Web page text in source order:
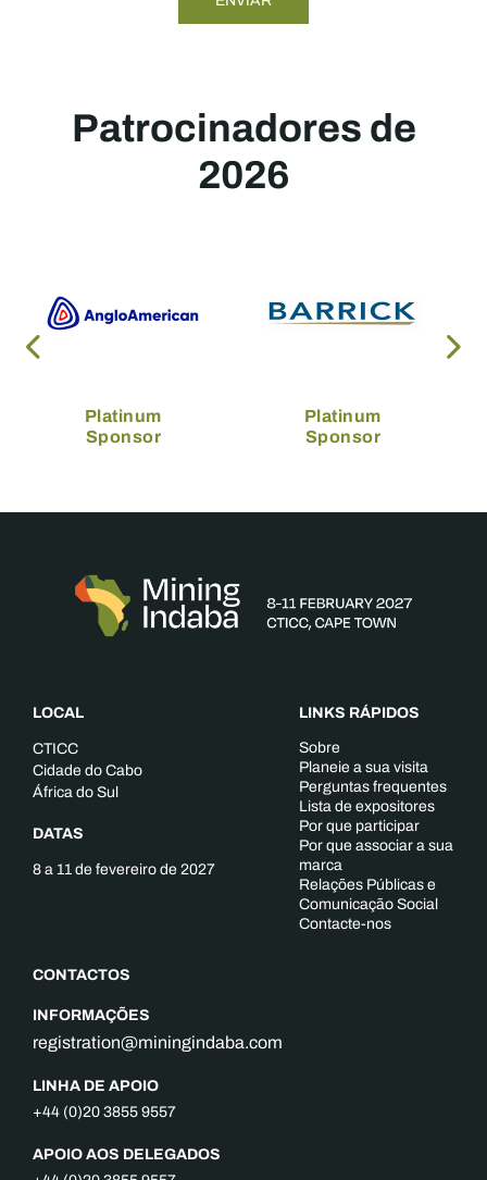
Patrocinadores de
2026
Platinum
Sponsor
Platinum
Sponsor
LOCAL
CTICC
Cidade do Cabo
África do Sul
DATAS
8 a 11 de fevereiro de 2027
CONTACTOS
INFORMAÇÕES
registration@miningindaba.com
LINHA DE APOIO
+44 (0)20 3855 9557
APOIO AOS DELEGADOS
LINKS RÁPIDOS
Sobre
Planeie a sua visita
Perguntas frequentes
Lista de expositores
Por que participar
Por que associar a sua
marca
Relações Públicas e
Comunicação Social
Contacte-nos